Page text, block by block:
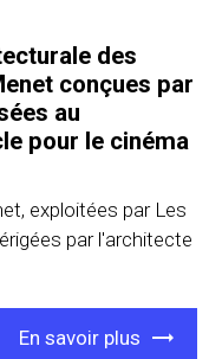
des
conçues par
au
pour le cinéma
exploitées par Les
par l'architecte
En savoir plus